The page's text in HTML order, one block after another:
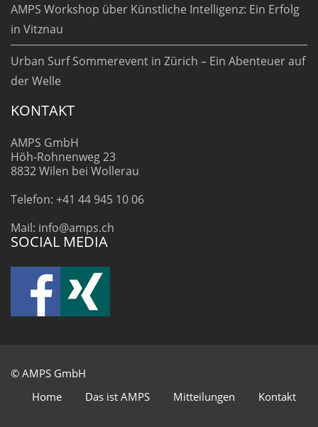
AMPS Workshop über Künstliche Intelligenz: Ein Erfolg
in Vitznau
Urban Surf Sommerevent in Zürich – Ein Abenteuer auf
der Welle
KONTAKT
AMPS GmbH
Höh-Rohnenweg 23
8832 Wilen bei Wollerau
Telefon: +41 44 945 10 06
Mail: info@amps.ch
SOCIAL MEDIA
© AMPS GmbH
Home
Das ist AMPS Mitteilungen Kontakt